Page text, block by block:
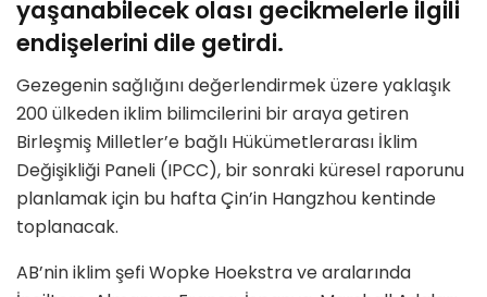
yaşanabilecek olası gecikmelerle ilgili
endişelerini dile getirdi.
Gezegenin sağlığını değerlendirmek üzere yaklaşık
200 ülkeden iklim bilimcilerini bir araya getiren
Birleşmiş Milletler’e bağlı Hükümetlerarası İklim
Değişikliği Paneli (IPCC), bir sonraki küresel raporunu
planlamak için bu hafta Çin’in Hangzhou kentinde
toplanacak.
AB’nin iklim şefi Wopke Hoekstra ve aralarında